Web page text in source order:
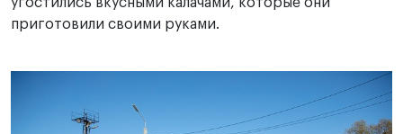
угостились вкусными калачами, которые они
приготовили своими руками.